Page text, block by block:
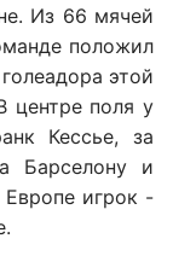
Из 66 мячей
положил
этой
центре поля у
Кессье, за
Барселону и
игрок -